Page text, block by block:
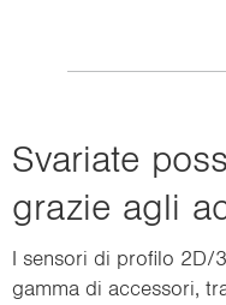
Sva­ria­te
gra­zie agli
I sen­so­ri di pro­fi­lo 2D/
gamma di ac­ces­so­ri,